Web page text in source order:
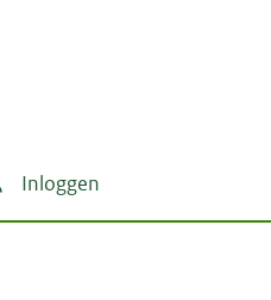
Inloggen